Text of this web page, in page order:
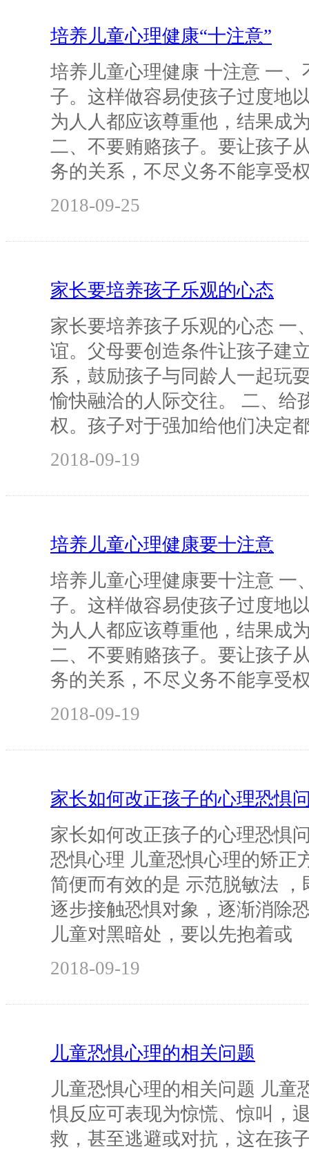
培养儿童心理健康“十注意”
培养儿童心理健康 十注意 一
子。这样做容易使孩子过度地
为人人都应该尊重他，结果成
二、不要贿赂孩子。要让孩子
务的关系，不尽义务不能享受
2018-09-25
家长要培养孩子乐观的心态
家长要培养孩子乐观的心态 一
谊。父母要创造条件让孩子建
系，鼓励孩子与同龄人一起玩
愉快融洽的人际交往。 二、给
权。孩子对于强加给他们决定
2018-09-19
培养儿童心理健康要十注意
培养儿童心理健康要十注意 一
子。这样做容易使孩子过度地
为人人都应该尊重他，结果成
二、不要贿赂孩子。要让孩子
务的关系，不尽义务不能享受
2018-09-19
家长如何改正孩子的心理恐惧
家长如何改正孩子的心理恐惧
恐惧心理 儿童恐惧心理的矫正
简便而有效的是 示范脱敏法
逐步接触恐惧对象，逐渐消除
儿童对黑暗处，要以先抱着或
2018-09-19
儿童恐惧心理的相关问题
儿童恐惧心理的相关问题 儿童
惧反应可表现为惊慌、惊叫，
救，甚至逃避或对抗，这在孩